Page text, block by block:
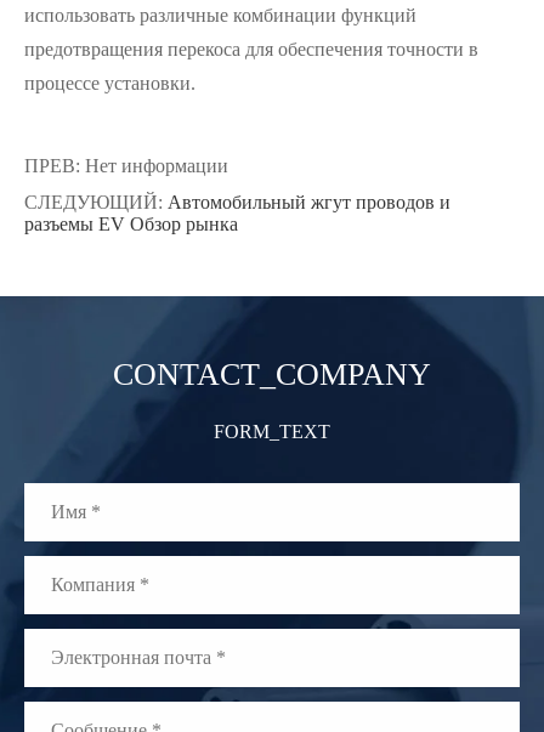
использовать различные комбинации функций
предотвращения перекоса для обеспечения точности в
процессе установки.
ПРЕВ: Нет информации
СЛЕДУЮЩИЙ: Автомобильный жгут проводов и
разъемы EV Обзор рынка
CONTACT_COMPANY
FORM_TEXT